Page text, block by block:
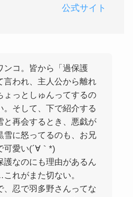
公式サイト
ンコ。皆から「過保護
言われ、主人公から離れ
ょっとしゅんってするの
。そして、下で紹介する
と再会するとき、悪戯が
雪に怒ってるのも、お兄
可愛い(´∀｀*)
護なのにも理由があるん
れがまた切ない。
、忍で羽多野さんってな